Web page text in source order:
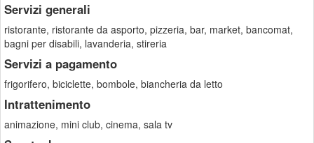
Servizi generali
ristorante, ristorante da asporto, pizzeria, bar, market, bancomat,
bagni per disabili, lavanderia, stireria
Servizi a pagamento
frigorifero, biciclette, bombole, biancheria da letto
Intrattenimento
animazione, mini club, cinema, sala tv